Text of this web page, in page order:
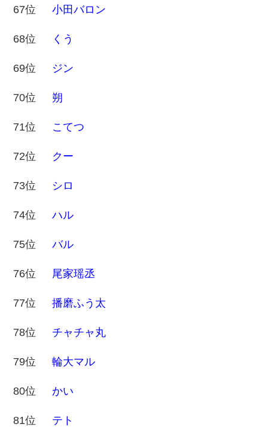
67位 小田バロン
68位 くう
69位 ジン
70位 朔
71位 こてつ
72位 クー
73位 シロ
74位 ハル
75位 バル
76位 尾家瑶丞
77位 播磨ふう太
78位 チャチャ丸
79位 輪大マル
80位 かい
81位 テト